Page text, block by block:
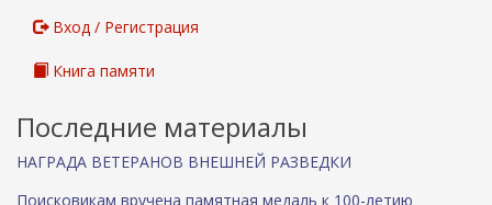
Вход / Регистрация
Книга памяти
Последние материалы
НАГРАДА ВЕТЕРАНОВ ВНЕШНЕЙ РАЗВЕДКИ
Поисковикам вручена памятная медаль к 100-летию